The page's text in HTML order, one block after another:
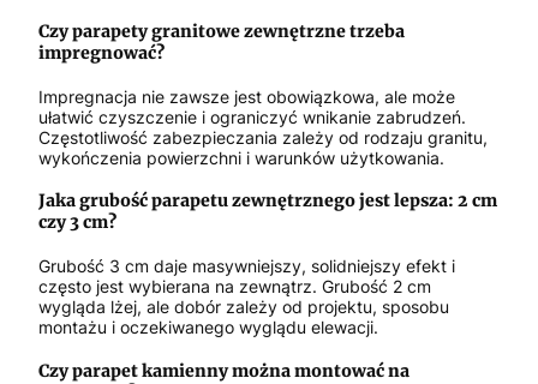
Czy parapety granitowe zewnętrzne trzeba
impregnować?
Impregnacja nie zawsze jest obowiązkowa, ale może
ułatwić czyszczenie i ograniczyć wnikanie zabrudzeń.
Częstotliwość zabezpieczania zależy od rodzaju granitu,
wykończenia powierzchni i warunków użytkowania.
Jaka grubość parapetu zewnętrznego jest lepsza: 2 cm
czy 3 cm?
Grubość 3 cm daje masywniejszy, solidniejszy efekt i
często jest wybierana na zewnątrz. Grubość 2 cm
wygląda lżej, ale dobór zależy od projektu, sposobu
montażu i oczekiwanego wyglądu elewacji.
Czy parapet kamienny można montować na